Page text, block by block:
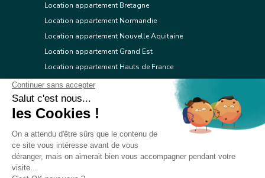
Location appartement Bretagne
Location appartement Normandie
Location appartement Nouvelle Aquitaine
Location appartement Grand Est
Location appartement Hauts de France
Location appartement Ile de France
Location appartement Centre Val de Loire
Location appartement Occitanie
Location appartement Provence Alpes Côte d'Azur
Location appartement Corse